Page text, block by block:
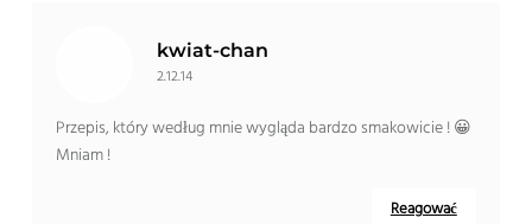
kwiat-chan
2.12.14
Przepis, który według mnie wygląda bardzo smakowicie ! 😀
Mniam !
Reagować